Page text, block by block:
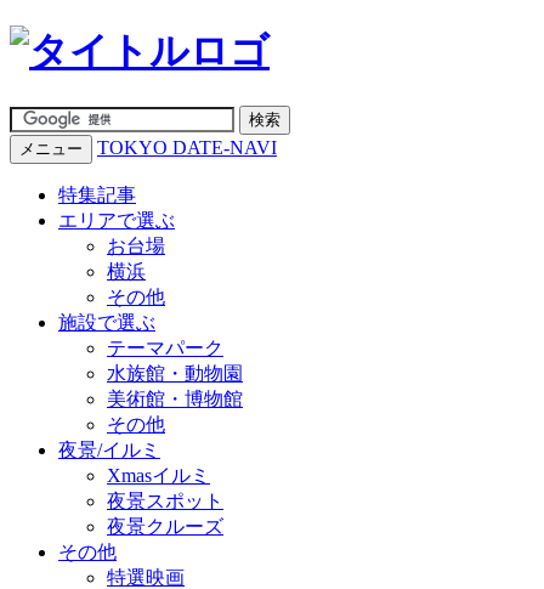
メニュー TOKYO DATE-NAVI
特集記事
エリアで選ぶ
お台場
横浜
その他
施設で選ぶ
テーマパーク
水族館・動物園
美術館・博物館
その他
夜景/イルミ
Xmasイルミ
夜景スポット
夜景クルーズ
その他
特選映画